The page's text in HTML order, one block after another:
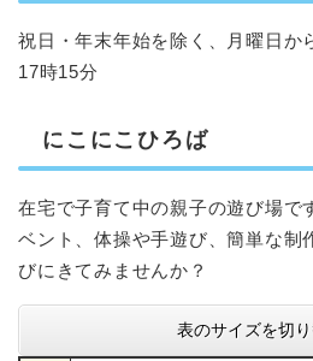
祝日・年末年始を除く、月曜日か
17時15分
にこにこひろば
在宅で子育て中の親子の遊び場で
ベント、体操や手遊び、簡単な制
びにきてみませんか？
表のサイズを切